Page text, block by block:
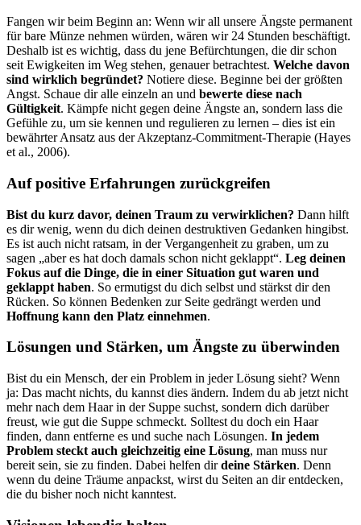
Fangen wir beim Beginn an: Wenn wir all unsere Ängste permanent
für bare Münze nehmen würden, wären wir 24 Stunden beschäftigt.
Deshalb ist es wichtig, dass du jene Befürchtungen, die dir schon
seit Ewigkeiten im Weg stehen, genauer betrachtest. Welche davon
sind wirklich begründet? Notiere diese. Beginne bei der größten
Angst. Schaue dir alle einzeln an und bewerte diese nach
Gültigkeit. Kämpfe nicht gegen deine Ängste an, sondern lass die
Gefühle zu, um sie kennen und regulieren zu lernen – dies ist ein
bewährter Ansatz aus der Akzeptanz-Commitment-Therapie (Hayes
et al., 2006).
Auf positive Erfahrungen zurückgreifen
Bist du kurz davor, deinen Traum zu verwirklichen? Dann hilft
es dir wenig, wenn du dich deinen destruktiven Gedanken hingibst.
Es ist auch nicht ratsam, in der Vergangenheit zu graben, um zu
sagen „aber es hat doch damals schon nicht geklappt“. Leg deinen
Fokus auf die Dinge, die in einer Situation gut waren und
geklappt haben. So ermutigst du dich selbst und stärkst dir den
Rücken. So können Bedenken zur Seite gedrängt werden und
Hoffnung kann den Platz einnehmen.
Lösungen und Stärken, um Ängste zu überwinden
Bist du ein Mensch, der ein Problem in jeder Lösung sieht? Wenn
ja: Das macht nichts, du kannst dies ändern. Indem du ab jetzt nicht
mehr nach dem Haar in der Suppe suchst, sondern dich darüber
freust, wie gut die Suppe schmeckt. Solltest du doch ein Haar
finden, dann entferne es und suche nach Lösungen. In jedem
Problem steckt auch gleichzeitig eine Lösung, man muss nur
bereit sein, sie zu finden. Dabei helfen dirdeine Stärken. Denn
wenn du deine Träume anpackst, wirst du Seiten an dir entdecken,
die du bisher noch nicht kanntest.